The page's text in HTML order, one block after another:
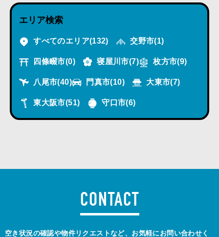
エリア検索
すべてのエリア(132) 交野市(1)
四條畷市(0) 寝屋川市(7) 枚方市(9)
八尾市(40) 門真市(10) 大東市(7)
東大阪市(51) 守口市(6)
CONTACT
空き状況の確認や物件リクエストなど、お気軽にお問い合わせく